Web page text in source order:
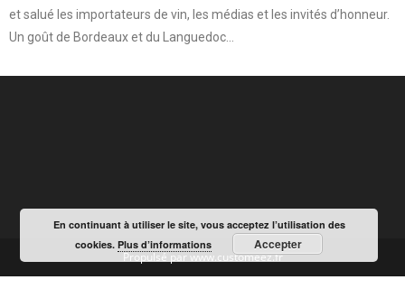
et salué les importateurs de vin, les médias et les invités d’honneur.
Un goût de Bordeaux et du Languedoc…
Propulsé par www.customeez.fr
En continuant à utiliser le site, vous acceptez l’utilisation des
cookies.Plus d’informations Accepter